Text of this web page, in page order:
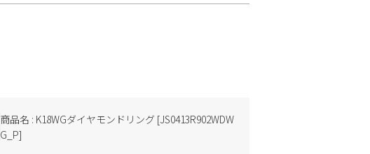
商品名 : K18WGダイヤモンドリング [JS0413R902WDW
G_P]